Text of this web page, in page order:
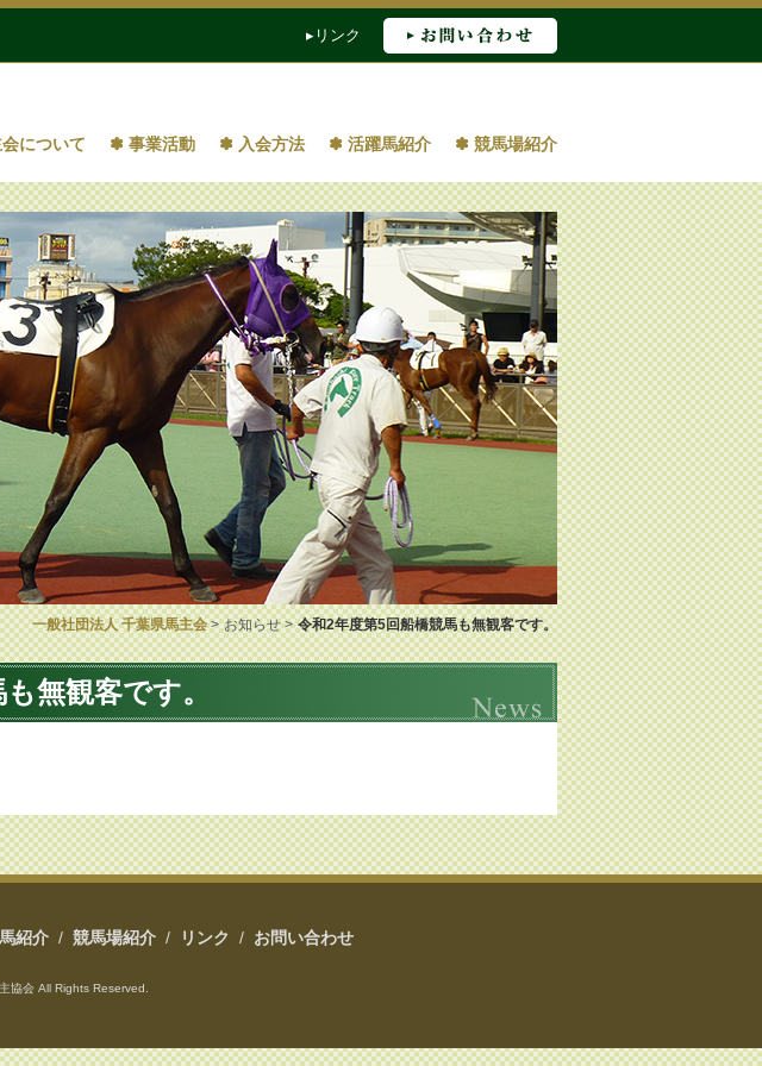
▸ リンク
✽ 競馬場紹介
✽ 活躍馬紹介
✽ 入会方法
✽ 事業活動
について
一般社団法人 千葉県馬主会> お知らせ > 令和2年度第5回船橋競馬も無観客です。
無観客です。
紹介 / 競馬場紹介 / リンク / お問い合わせ
協会 All Rights Reserved.